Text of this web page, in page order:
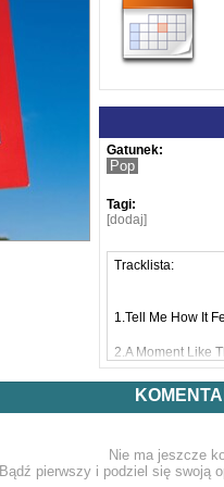
Gatunek:
Pop
Tagi:
[dodaj]
Tracklista:
1.Tell Me How It
2.A Moment Like
3.Where Can I
5.How Can I
Nie ma jeszcze
Bądź pierwszy i podziel się swoją